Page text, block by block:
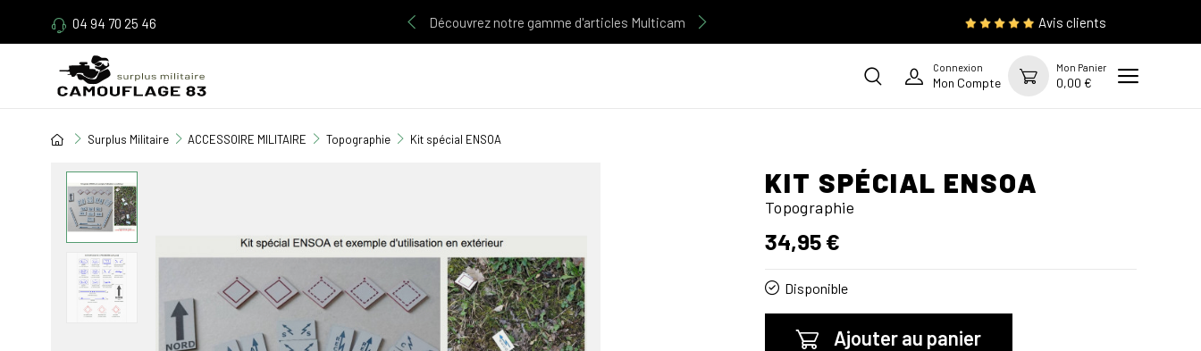
04 94 70 25 46 Découvrez notre gamme d'articles Multicam Avis clients
Connexion
Mon Compte
Mon Panier
0,00 €
Surplus Militaire ACCESSOIRE MILITAIRE Topographie Kit spécial ENSOA
KIT SPÉCIAL ENSOA
Topographie
34,95 €
Disponible
Ajouter au panier